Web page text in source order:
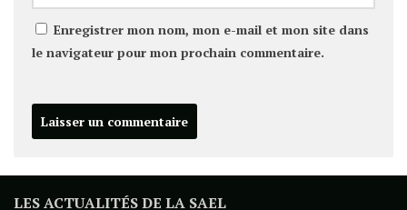
Enregistrer mon nom, mon e-mail et mon site dans
le navigateur pour mon prochain commentaire.
LES ACTUALITÉS DE LA SAEL